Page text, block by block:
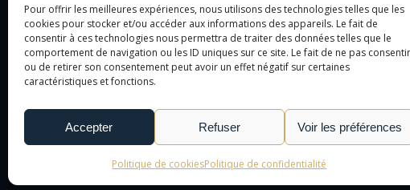
Pour offrir les meilleures expériences, nous utilisons des technologies telles que les
cookies pour stocker et/ou accéder aux informations des appareils. Le fait de
consentir à ces technologies nous permettra de traiter des données telles que le
comportement de navigation ou les ID uniques sur ce site. Le fait de ne pas consentir
ou de retirer son consentement peut avoir un effet négatif sur certaines
caractéristiques et fonctions.
Accepter Refuser Voir les préférences
Politique de cookiesPolitique de confidentialité
NOTRE SOCIÉTÉ
NOTRE AGENCE
NOTRE DÉMARCHE
LE MONDE DE L'OBJET
PUBLICITAIRE
CATÉGORIES
OBJETS
CADEAUX